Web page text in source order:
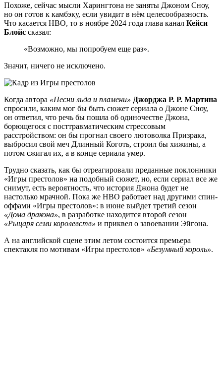
Похоже, сейчас мысли Харингтона не заняты Джоном Сноу,
но он готов к камбэку, если увидит в нём целесообразность.
Что касается HBO, то в ноябре 2024 года глава канал Кейси
Блойс сказал:
«Возможно, мы попробуем еще раз».
Значит, ничего не исключено.
Когда автора «Песни льда и пламени» Джорджа Р. Р. Мартина
спросили, каким мог бы быть сюжет сериала о Джоне Сноу,
он ответил, что речь бы пошла об одиночестве Джона,
борющегося с посттравматическим стрессовым
расстройством: он бы прогнал своего лютоволка Призрака,
выбросил свой меч Длинный Коготь, строил бы хижины, а
потом сжигал их, а в конце сериала умер.
Трудно сказать, как бы отреагировали преданные поклонники
«Игры престолов» на подобный сюжет, но, если сериал все же
снимут, есть вероятность, что история Джона будет не
настолько ​​мрачной. Пока же HBO работает над другими спин-
оффами «Игры престолов»: в июне выйдет третий сезон
«Дома дракона», в разработке находится второй сезон
«Рыцаря семи королевств» и приквел о завоевании Эйгона.
А на английской сцене этим летом состоится премьера ​​
спектакля по мотивам «Игры престолов» «Безумный король».